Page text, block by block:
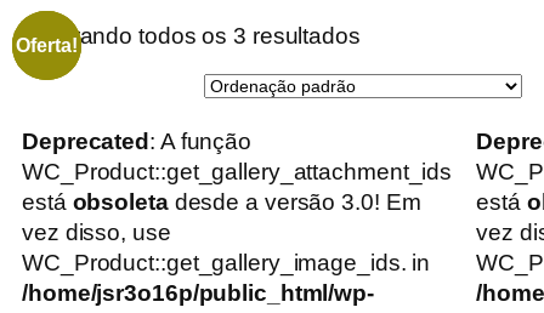
Mostrando todos os 3 resultados
Deprecated : A função
WC_Product::get_gallery_attachment_ids
está obsoletadesde a versão 3.0! Em
vez disso, use
WC_Product::get_gallery_image_ids. in
/home/jsr3o16p/public_html/wp-
Oferta!
está
vez
/
Oferta!
Oferta!